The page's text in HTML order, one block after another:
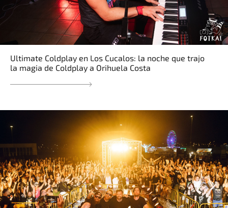
Ultimate Coldplay en Los Cucalos: la noche que trajo
la magia de Coldplay a Orihuela Costa